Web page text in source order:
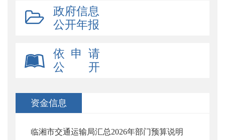
政府信息
公开年报
依 申 请
公 开
资金信息
临湘市交通运输局汇总2026年部门预算说明